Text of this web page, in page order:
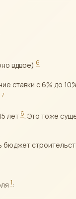
вдвое) 6
ставки с 6% до
7
лет 6. Это тоже
бюджет
1: